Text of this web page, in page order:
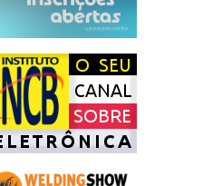
da terceira edição da Feira
e Automação
9 a 13 de maio de 2023,